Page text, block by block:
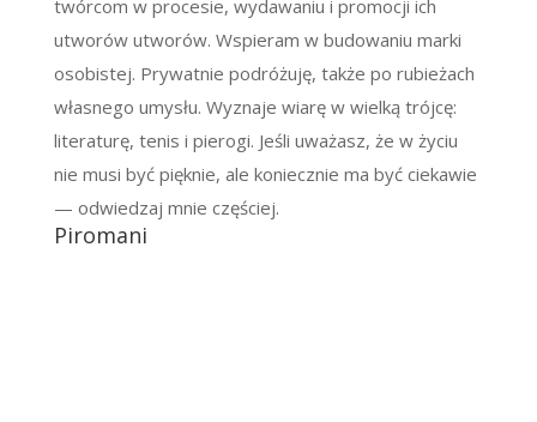
twórcom w procesie, wydawaniu i promocji ich
utworów utworów. Wspieram w budowaniu marki
osobistej. Prywatnie podróżuję, także po rubieżach
własnego umysłu. Wyznaje wiarę w wielką trójcę:
literaturę, tenis i pierogi. Jeśli uważasz, że w życiu
nie musi być pięknie, ale koniecznie ma być ciekawie
— odwiedzaj mnie częściej.
Piromani